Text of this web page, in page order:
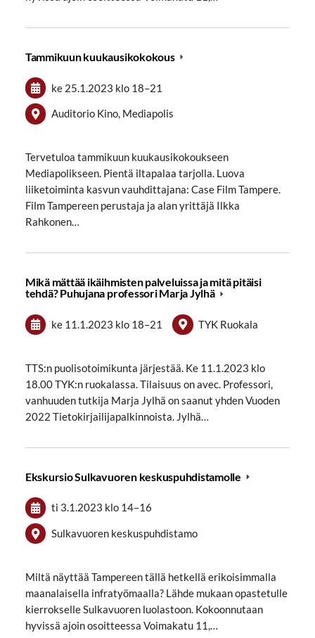
Tammikuun kuukausikokokous
ke 25.1.2023 klo 18–21
Auditorio Kino, Mediapolis
Tervetuloa tammikuun kuukausikokoukseen
Mediapolikseen. Pientä iltapalaa tarjolla. Luova
liiketoiminta kasvun vauhdittajana: Case Film Tampere.
Film Tampereen perustaja ja alan yrittäjä Ilkka
Rahkonen…
Mikä mättää ikäihmisten palveluissa ja mitä pitäisi
tehdä? Puhujana professori Marja Jylhä
ke 11.1.2023 klo 18–21 TYK Ruokala
TTS:n puolisotoimikunta järjestää. Ke 11.1.2023 klo
18.00 TYK:n ruokalassa. Tilaisuus on avec. Professori,
vanhuuden tutkija Marja Jylhä on saanut yhden Vuoden
2022 Tietokirjailijapalkinnoista. Jylhä…
Ekskursio Sulkavuoren keskuspuhdistamolle
ti 3.1.2023 klo 14–16
Sulkavuoren keskuspuhdistamo
Miltä näyttää Tampereen tällä hetkellä erikoisimmalla
maanalaisella infratyömaalla? Lähde mukaan opastetulle
kierrokselle Sulkavuoren luolastoon. Kokoonnutaan
hyvissä ajoin osoitteessa Voimakatu 11,…